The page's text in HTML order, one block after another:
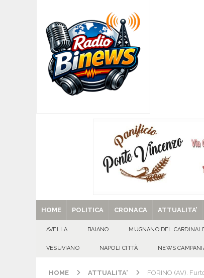
[ 06/08/2026 ] ‘O PRUVERBIO D’ ‘O
[ 06/08/2026 ] ALMANACCO DEL
[ 06/08/2026 ] SANT’Oggi. Giovedì 6
[ 05/08/2026 ] Taurano, il Centro
San Giovanni del Palco
[ 29/08/2025 ] SANT’Oggi. Venerdì
HOME POLITICA CRONACA ATTUALITA’
AVELLA BAIANO MUGNANO DEL
VESUVIANO NAPOLI CITTÀ NEWS
HOME ATTUALITA' FORINO (AV).